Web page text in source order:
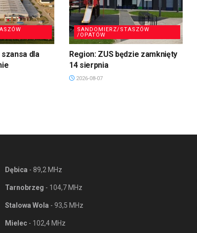
dla
SANDOMIERZ/STASZÓW
/OPATÓW
Region: ZUS będzie zamknięty
14 sierpnia
2026-08-07
Dębica - 89,2 MHz
Tarnobrzeg - 104,7 MHz
Stalowa Wola - 93,5 MHz
Mielec - 102,4 MHz